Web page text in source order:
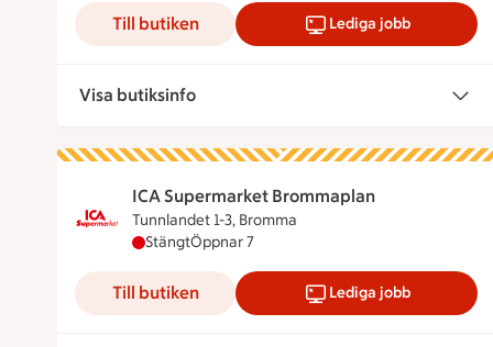
Till butiken Lediga jobb
Visa butiksinfo
ICA Supermarket Brommaplan
Tunnlandet 1-3, Bromma
ICA Supermarket Brommaplan har stängt,
StängtÖppnar 7
Till butiken Lediga jobb